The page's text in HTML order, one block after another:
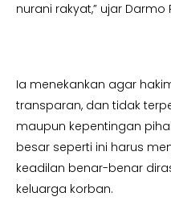
nurani rakyat,” ujar
Ia menekankan agar
transparan, dan tidak
maupun kepentingan
besar seperti ini harus
keadilan benar-benar
keluarga korban.